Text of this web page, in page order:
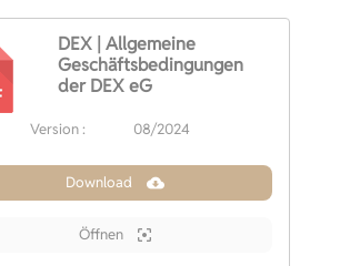
DEX | Allgemeine
Geschäftsbedingungen
der DEX eG
Version : 08/2024
Download
Öffnen